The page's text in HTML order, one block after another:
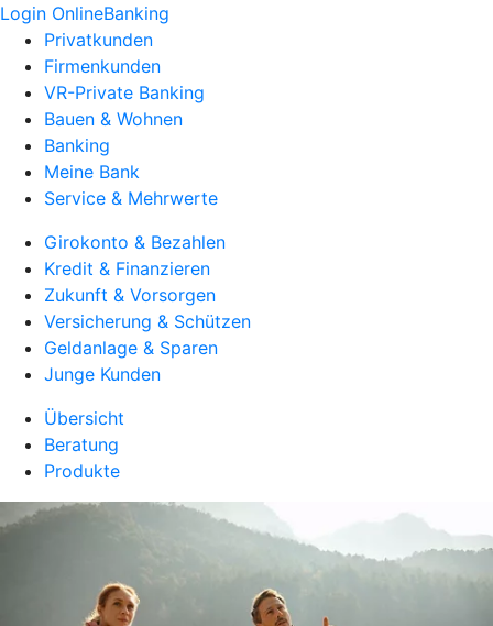
Login OnlineBanking
Privatkunden
Firmenkunden
VR-Private Banking
Bauen & Wohnen
Banking
Meine Bank
Service & Mehrwerte
Girokonto & Bezahlen
Kredit & Finanzieren
Zukunft & Vorsorgen
Versicherung & Schützen
Geldanlage & Sparen
Junge Kunden
Übersicht
Beratung
Produkte